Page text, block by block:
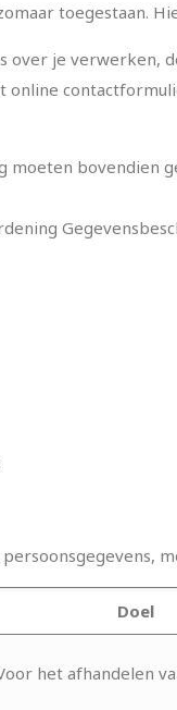
toegestaan.
over je verwerken,
moeten bovendien
Doel
het afhandelen